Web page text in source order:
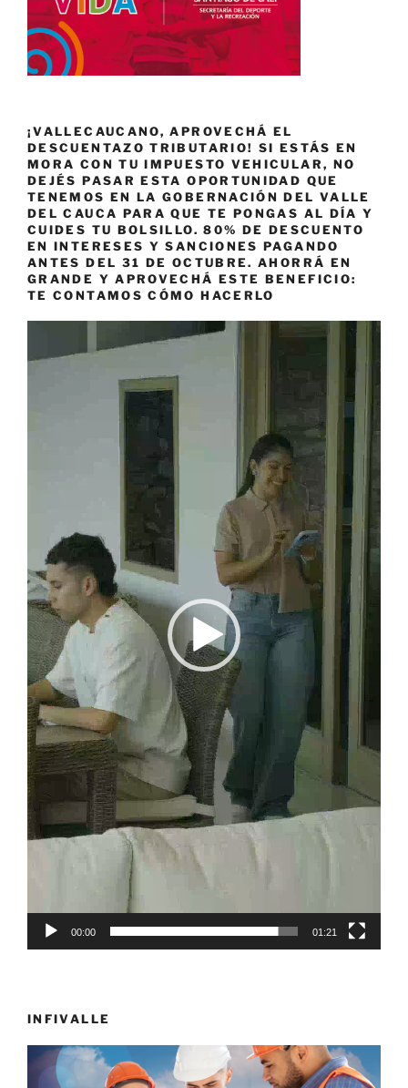
¡VALLECAUCANO, APROVECHÁ EL
DESCUENTAZO TRIBUTARIO! SI ESTÁS EN
MORA CON TU IMPUESTO VEHICULAR, NO
DEJÉS PASAR ESTA OPORTUNIDAD QUE
TENEMOS EN LA GOBERNACIÓN DEL VALLE
DEL CAUCA PARA QUE TE PONGAS AL DÍA Y
CUIDES TU BOLSILLO. 80% DE DESCUENTO
EN INTERESES Y SANCIONES PAGANDO
ANTES DEL 31 DE OCTUBRE. AHORRÁ EN
GRANDE Y APROVECHÁ ESTE BENEFICIO:
TE CONTAMOS CÓMO HACERLO
00:00 01:21
INFIVALLE